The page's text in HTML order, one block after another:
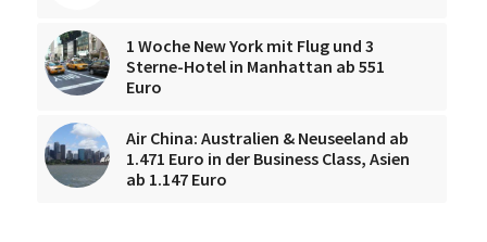
1 Woche New York mit Flug und 3
Sterne-Hotel in Manhattan ab 551
Euro
Air China: Australien & Neuseeland ab
1.471 Euro in der Business Class, Asien
ab 1.147 Euro